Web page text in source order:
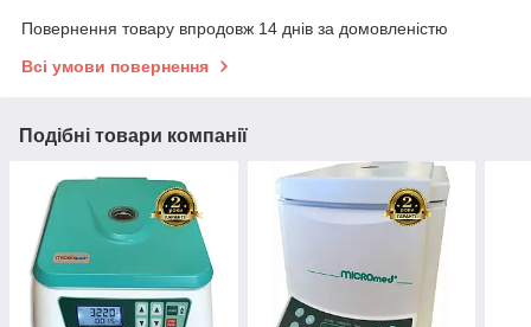
Повернення товару впродовж 14 днів за домовленістю
Всі умови повернення
Подібні товари компанії